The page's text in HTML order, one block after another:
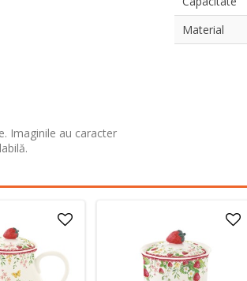
Material
Imaginile au caracter